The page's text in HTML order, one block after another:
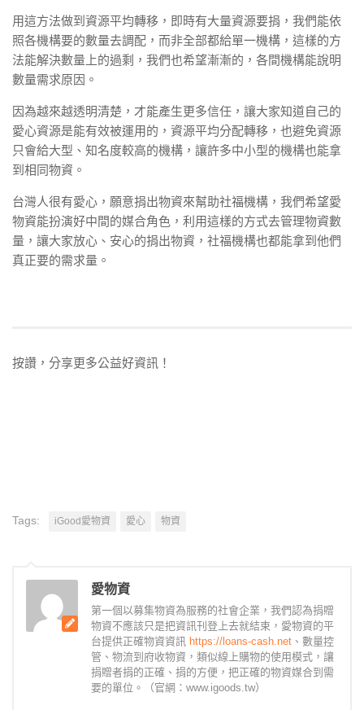
用這方法做到資源平均轉移，即時有大量資源要捐，我們能依
照各機構要的數量去調配，而非全部都給單一機構，這樣的方
法能解決數量上的過剩，我們也希望漸漸的，各間機構能說明
數量需求原因。
因為越來越透明清楚，才能產生更多信任，讓大家知道自己的
愛心資源是能有效被運用的，資源平均分配轉移，也避免資源
只會給大型、知名度較高的機構，讓許多中小型的機構也能拿
到相同物資。
台灣人很有愛心，願意捐出物資來幫助社福機構，我們希望愛
物資能扮演好中間的媒合角色，利用這樣的方式去管理物資數
量，讓大家放心、安心的捐出物資，社福機構也都能拿到他們
真正要的需求量。
按讚，分享更多公益好資訊！
Tags: iGood愛物資 愛心 物資
愛物資
第一個以募集物資為服務的社會企業，我們認為捐贈
物資不應該只是把資訊刊登上去就結束，愛物資的平
台提供正確物資資訊 https://loans-cash.net 、數量控
管、物流到府收物資，類似線上購物的使用模式，讓
捐贈者捐的正確、捐的方便，把正確的物資媒合到需
要的單位。（官網：www.igoods.tw）